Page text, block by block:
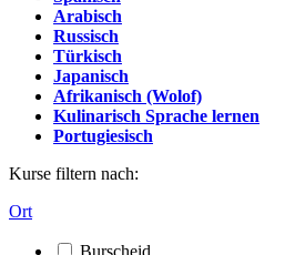
Arabisch
Russisch
Türkisch
Japanisch
Afrikanisch (Wolof)
Kulinarisch Sprache lernen
Portugiesisch
Kurse filtern nach:
Ort
Burscheid